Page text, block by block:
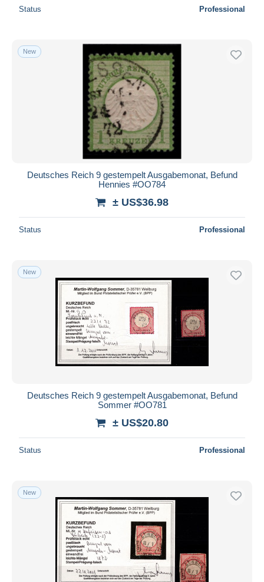
Status Professional
New
Deutsches Reich 9 gestempelt Ausgabemonat, Befund
Hennies #OO784
± US$36.98
Status Professional
New
Deutsches Reich 9 gestempelt Ausgabemonat, Befund
Sommer #OO781
± US$20.80
Status Professional
New